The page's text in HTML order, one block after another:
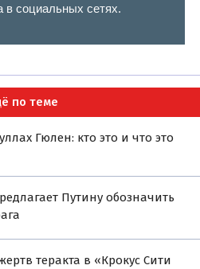
в социальных сетях.
по теме
Гюлен: кто это и что это
Путину обозначить
теракта в «Крокус Сити